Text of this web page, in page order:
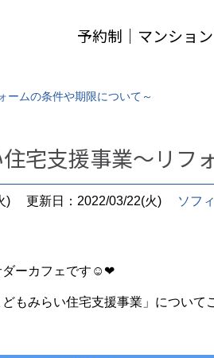
予約制｜マンショ
ームの条件や期限について～
宅支援事業～リフ
) 更新日：2022/03/22(火) ソフ
ダーカフェです☺❤
もみらい住宅支援事業」について